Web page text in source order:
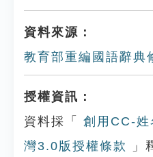
資料來源：
教育部重編國語辭典
授權資訊：
資料採「
創用CC-
灣3.0版授權條款
」